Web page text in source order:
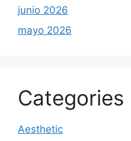
junio 2026
mayo 2026
Categories
Aesthetic